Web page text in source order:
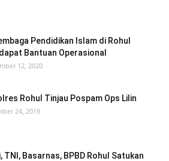
Pendidikan Islam di Rohul
Bantuan Operasional
12, 2020
Rohul Tinjau Pospam Ops Lilin
24, 2019
TNI, Basarnas, BPBD Rohul Satukan